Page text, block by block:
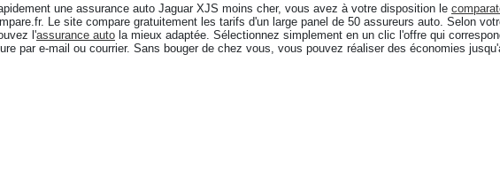
une assurance auto Jaguar XJS moins cher, vous avez à votre disposition le
Le site compare gratuitement les tarifs d'un large panel de 50 assureurs auto. Selon
l'assurance auto la mieux adaptée. Sélectionnez simplement en un clic l'offre qui
par e-mail ou courrier. Sans bouger de chez vous, vous pouvez réaliser des économies